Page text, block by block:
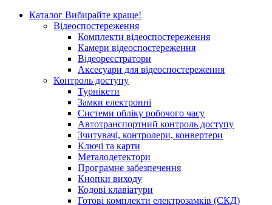
Каталог Вибирайте краще!
Відеоспостереження
Комплекти відеоспостереження
Камери відеоспостереження
Відеореєстратори
Аксесуари для відеоспостереження
Контроль доступу
Турнікети
Замки електронні
Системи обліку робочого часу
Автотранспортний контроль доступу
Зчитувачі, контролери, конвертери
Ключі та карти
Металодетектори
Програмне забезпечення
Кнопки виходу
Кодові клавіатури
Готові комплекти електрозамків (СКД)